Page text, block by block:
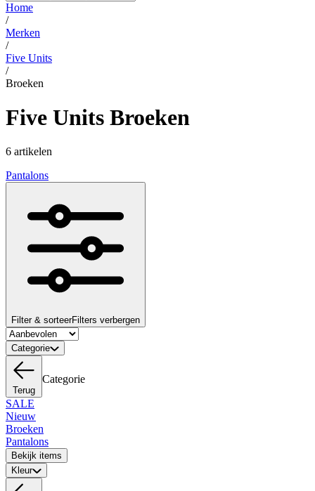
Home
/
Merken
/
Five Units
/
Broeken
Five Units Broeken
6 artikelen
Pantalons
Filter & sorteerFilters verbergen
Categorie
Terug
Categorie
SALE
Nieuw
Broeken
Pantalons
Bekijk items
Kleur